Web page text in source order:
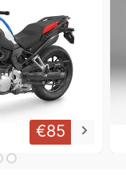
€85 keyboard_arrow_right